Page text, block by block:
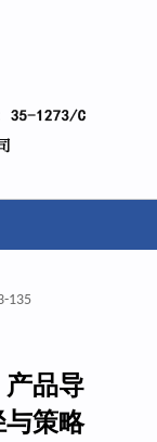
135
品导
策略